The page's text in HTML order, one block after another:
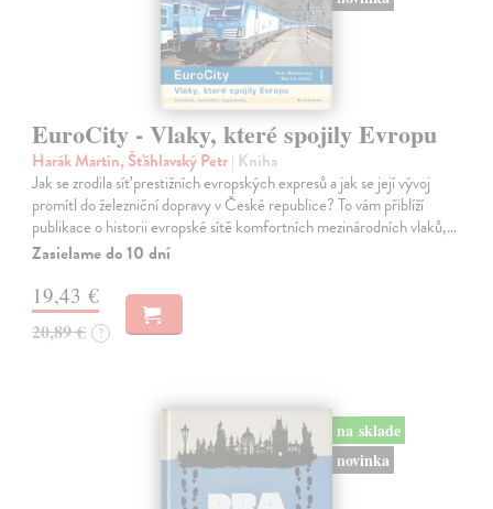
EuroCity - Vlaky, které spojily Evropu
Harák Martin, Šťáhlavský Petr| Kniha
Jak se zrodila síť prestižních evropských expresů a jak se její vývoj
promítl do železniční dopravy v České republice? To vám přiblíží
publikace o historii evropské sítě komfortních mezinárodních vlaků,…
Zasielame do 10 dní
19,43 €
20,89 € ?
na sklade
novinka